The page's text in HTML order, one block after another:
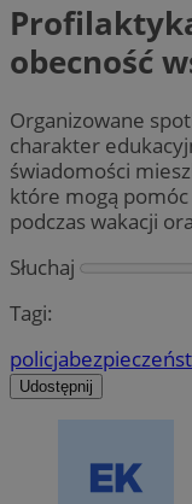
obecność
Organizowane
charakter
świadomości
które mogą
podczas wakacji
Słuchaj
Tagi:
policja
Udostępnij